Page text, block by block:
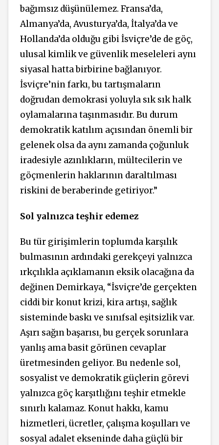
bağımsız düşünülemez. Fransa’da,
Almanya’da, Avusturya’da, İtalya’da ve
Hollanda’da olduğu gibi İsviçre’de de göç,
ulusal kimlik ve güvenlik meseleleri aynı
siyasal hatta birbirine bağlanıyor.
İsviçre’nin farkı, bu tartışmaların
doğrudan demokrasi yoluyla sık sık halk
oylamalarına taşınmasıdır. Bu durum
demokratik katılım açısından önemli bir
gelenek olsa da aynı zamanda çoğunluk
iradesiyle azınlıkların, mültecilerin ve
göçmenlerin haklarının daraltılması
riskini de beraberinde getiriyor.”
Sol yalnızca teşhir edemez
Bu tür girişimlerin toplumda karşılık
bulmasının ardındaki gerekçeyi yalnızca
ırkçılıkla açıklamanın eksik olacağına da
değinen Demirkaya, “İsviçre’de gerçekten
ciddi bir konut krizi, kira artışı, sağlık
sisteminde baskı ve sınıfsal eşitsizlik var.
Aşırı sağın başarısı, bu gerçek sorunlara
yanlış ama basit görünen cevaplar
üretmesinden geliyor. Bu nedenle sol,
sosyalist ve demokratik güçlerin görevi
yalnızca göç karşıtlığını teşhir etmekle
sınırlı kalamaz. Konut hakkı, kamu
hizmetleri, ücretler, çalışma koşulları ve
sosyal adalet ekseninde daha güçlü bir